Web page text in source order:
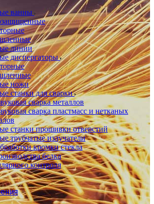
ванны
линии
диспергаторы
ножи
станки для сварки
сварка металлов
сварка пластмасс и нетканых
станки прошивки отверстий
трубчатые излучатели
кромки стекла
белка
контроля